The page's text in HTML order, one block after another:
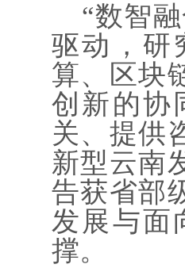
“数智
驱动，研
算、区块
创新的协
关、提供
新型云南
告获省部
发展与面
撑。